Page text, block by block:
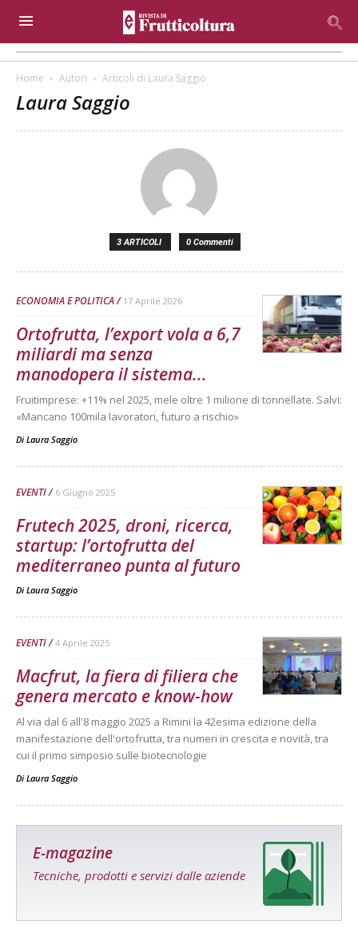
Home Autori Articoli di Laura Saggio
Laura Saggio
3 ARTICOLI 0 Commenti
ECONOMIA E POLITICA 17 Aprile 2026
Ortofrutta, l’export vola a 6,7
miliardi ma senza
manodopera il sistema...
Fruitimprese: +11% nel 2025, mele oltre 1 milione di tonnellate. Salvi:
«Mancano 100mila lavoratori, futuro a rischio»
Di Laura Saggio
EVENTI 6 Giugno 2025
Frutech 2025, droni, ricerca,
startup: l’ortofrutta del
mediterraneo punta al futuro
Di Laura Saggio
EVENTI 4 Aprile 2025
Macfrut, la fiera di filiera che
genera mercato e know-how
Al via dal 6 all'8 maggio 2025 a Rimini la 42esima edizione della
manifestazione dell'ortofrutta, tra numeri in crescita e novità, tra
cui il primo simposio sulle biotecnologie
Di Laura Saggio
E-magazine
Tecniche, prodotti e servizi dalle aziende